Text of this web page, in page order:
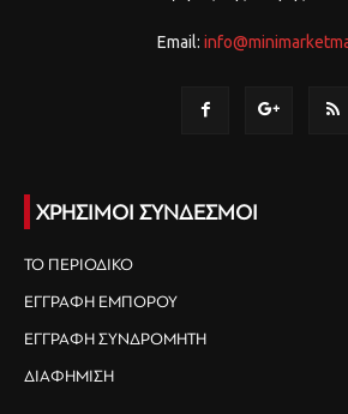
Email:
ΧΡΗΣΙΜΟΙ ΣΥΝΔΕΣΜΟΙ
ΤΟ ΠΕΡΙΟΔΙΚΟ
ΕΓΓΡΑΦΗ ΕΜΠΟΡΟΥ
ΕΓΓΡΑΦΗ ΣΥΝΔΡΟΜΗΤΗ
ΔΙΑΦΗΜΙΣΗ